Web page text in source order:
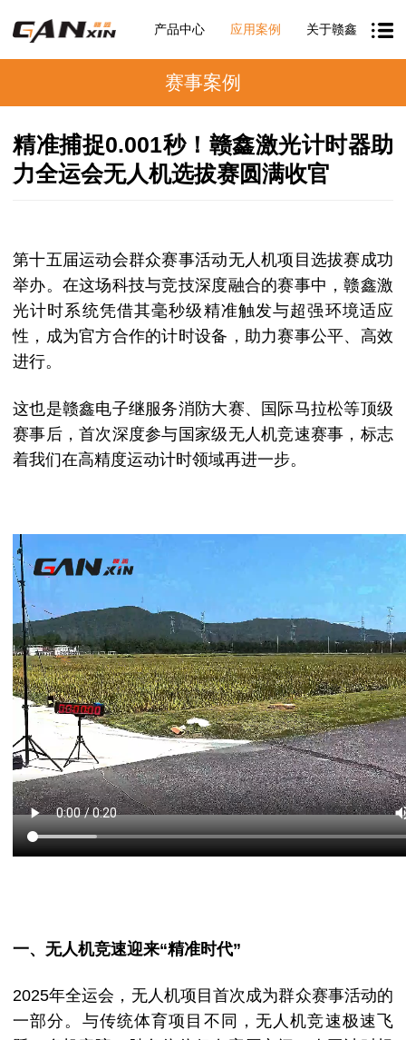
产品中心 应用案例 关于赣鑫
赛事案例
精准捕捉0.001秒！赣鑫激光计时器助
力全运会无人机选拔赛圆满收官
第十五届运动会群众赛事活动无人机项目选拔赛成功
举办。在这场科技与竞技深度融合的赛事中，赣鑫激
光计时系统凭借其毫秒级精准触发与超强环境适应
性，成为官方合作的计时设备，助力赛事公平、高效
进行。
这也是赣鑫电子继服务消防大赛、国际马拉松等顶级
赛事后，首次深度参与国家级无人机竞速赛事，标志
着我们在高精度运动计时领域再进一步。
一、无人机竞速迎来“精准时代”
2025年全运会，无人机项目首次成为群众赛事活动的
一部分。 与传统体育项目不同，无人机竞速极速飞